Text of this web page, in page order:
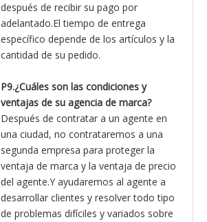
después de recibir su pago por
adelantado.El tiempo de entrega
específico depende de los artículos y la
cantidad de su pedido.
P9.¿Cuáles son las condiciones y
ventajas de su agencia de marca?
Después de contratar a un agente en
una ciudad, no contrataremos a una
segunda empresa para proteger la
ventaja de marca y la ventaja de precio
del agente.Y ayudaremos al agente a
desarrollar clientes y resolver todo tipo
de problemas difíciles y variados sobre